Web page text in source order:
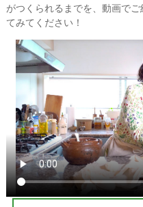
がつくられるまでを、動画で
てみてください！